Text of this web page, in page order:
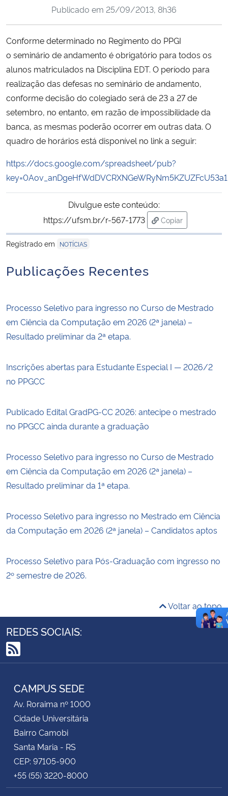
Ministério da Cidadania
Ministério da Ciência, Tecnologia, Inovações e Comunicações
Ministério do Meio Ambiente
Ministério do Turismo
Ministério do Desenvolvimento Regional
Ministério da Mulher, da Família e dos Direitos Humanos
Secretaria de Governo
Gabinete de Segurança Institucional
Advocacia-Geral da União
Planalto
Publicado em 25/09/2013, 8h36
Conforme determinado no Regimento do PPGI
o seminário de andamento é obrigatório para todos os
alunos matriculados na Disciplina EDT. O período para
realização das defesas no seminário de andamento,
conforme decisão do colegiado será de 23 a 27 de
setembro, no entanto, em razão de impossibilidade da
banca, as mesmas poderão ocorrer em outras data. O
quadro de horários está disponível no link a seguir:
https://docs.google.com/spreadsheet/pub?
Divulgue este conteúdo:
https://ufsm.br/r-567-1773
Copiar
para área de
Registrado em
NOTÍCIAS
Publicações Recentes
Processo Seletivo para ingresso no Curso de Mestrado
em Ciência da Computação em 2026 (2ª janela) –
Resultado preliminar da 2ª etapa.
Inscrições abertas para Estudante Especial I — 2026/2
no PPGCC
Publicado Edital GradPG-CC 2026: antecipe o mestrado
no PPGCC ainda durante a graduação
Processo Seletivo para ingresso no Curso de Mestrado
em Ciência da Computação em 2026 (2ª janela) –
Resultado preliminar da 1ª etapa.
Processo Seletivo para ingresso no Mestrado em Ciência
da Computação em 2026 (2ª janela) – Candidatos aptos
Processo Seletivo para Pós-Graduação com ingresso no
2º semestre de 2026.
Voltar ao topo
REDES SOCIAIS:
RSS
CAMPUS SEDE
Av. Roraima nº 1000
Cidade Universitária
Bairro Camobi
Santa Maria - RS
CEP: 97105-900
+55 (55) 3220-8000